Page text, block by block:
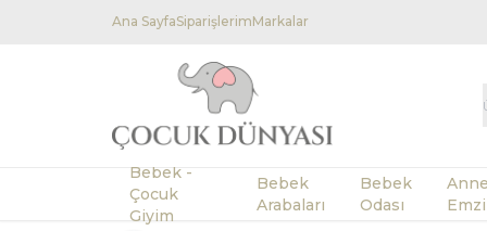
Ana SayfaSiparişlerimMarkalar
Bebek -
Çocuk
Giyim
Bebek
Arabaları
Bebek
Odası